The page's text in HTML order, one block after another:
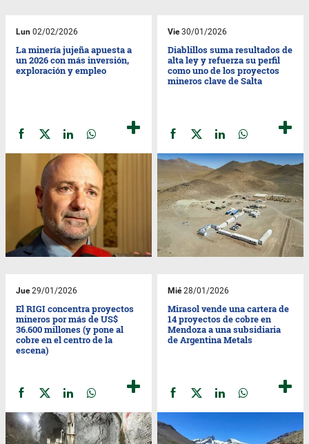
Lun 02/02/2026
La minería jujeña apuesta a
un 2026 con más inversión,
exploración y empleo
Vie30/01/2026
Diablillos suma resultados de
alta ley y refuerza su perfil
como uno de los proyectos
mineros clave de Salta
Jue29/01/2026
El RIGI concentra proyectos
mineros por más de US$
36.600 millones (y pone al
cobre en el centro de la
escena)
Mié28/01/2026
Mirasol vende una cartera de
14 proyectos de cobre en
Mendoza a una subsidiaria
de Argentina Metals